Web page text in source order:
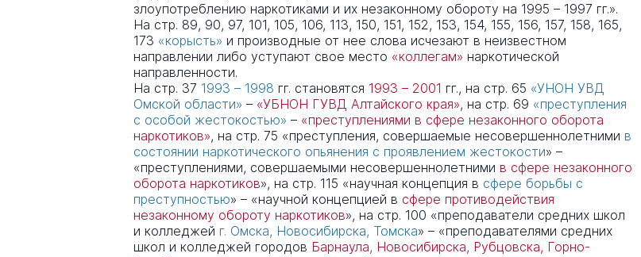
злоупотреблению наркотиками и их незаконному обороту на 1995 – 1997 гг.».
На стр. 89, 90, 97, 101, 105, 106, 113, 150, 151, 152, 153, 154, 155, 156, 157, 158, 165,
173 «корысть» и производные от нее слова исчезают в неизвестном
направлении либо уступают свое место «коллегам» наркотической
направленности.
На стр. 37 1993 – 1998 гг. становятся 1993 – 2001 гг., на стр. 65 «УНОН УВД
Омской области» – «УБНОН ГУВД Алтайского края», на стр. 69 «преступления
с особой жестокостью» – «преступлениями в сфере незаконного оборота
наркотиков», на стр. 75 «преступления, совершаемые несовершеннолетними в
состоянии наркотического опьянения с проявлением жестокости» –
«преступлениями, совершаемыми несовершеннолетними в сфере незаконного
оборота наркотиков», на стр. 115 «научная концепция в сфере борьбы с
преступностью» – «научной концепцией в сфере противодействия
незаконному обороту наркотиков», на стр. 100 «преподаватели средних школ
и колледжей г. Омска, Новосибирска, Томска» – «преподавателями средних
школ и колледжей городов Барнаула, Новосибирска, Рубцовска, Горно-